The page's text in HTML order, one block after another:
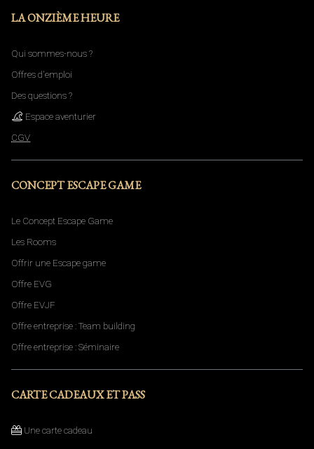
LA ONZIÈME HEURE
Qui sommes-nous ?
Offres d'emploi
Des questions ?
Espace aventurier
CGV
CONCEPT ESCAPE GAME
Le Concept Escape Game
Les Rooms
Offrir une Escape game
Offre EVG
Offre EVJF
Offre entreprise : Team building
Offre entreprise : Séminaire
CARTE CADEAUX ET PASS
Une carte cadeau